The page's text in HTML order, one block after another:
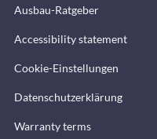
Ausbau-Ratgeber
Accessibility statement
Cookie-Einstellungen
Datenschutzerklärung
Warranty terms